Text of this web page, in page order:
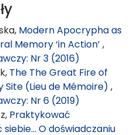
Modern Apocrypha as
Memory ‘in Action’ ,
Nr 3 (2016)
The The Great Fire of
Site (Lieu de Mémoire) ,
Nr 6 (2019)
Praktykować
O doświadczaniu